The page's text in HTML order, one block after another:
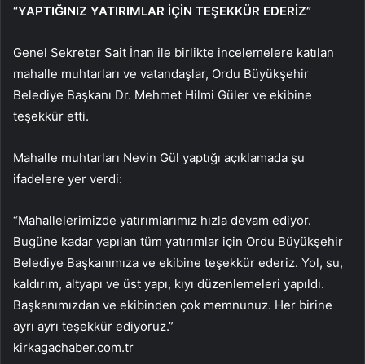
“YAPTIĞINIZ YATIRIMLAR İÇİN TEŞEKKÜR EDERİZ”
Genel Sekreter Sait İnan ile birlikte incelemelere katılan
mahalle muhtarları ve vatandaşlar, Ordu Büyükşehir
Belediye Başkanı Dr. Mehmet Hilmi Güler ve ekibine
teşekkür etti.
Mahalle muhtarları Nevin Gül yaptığı açıklamada şu
ifadelere yer verdi:
“Mahallelerimizde yatırımlarımız hızla devam ediyor.
Bugüne kadar yapılan tüm yatırımlar için Ordu Büyükşehir
Belediye Başkanımıza ve ekibine teşekkür ederiz. Yol, su,
kaldırım, altyapı ve üst yapı, kıyı düzenlemeleri yapıldı.
Başkanımızdan ve ekibinden çok memnunuz. Her birine
ayrı ayrı teşekkür ediyoruz.”
kirkagachaber.com.tr